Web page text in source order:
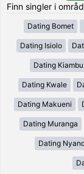
Finn singler i
Dating Bomet
Dating Isiolo
Dating Kiambu
Dating Kwale
Dating Makueni
Dating Muranga
Dating